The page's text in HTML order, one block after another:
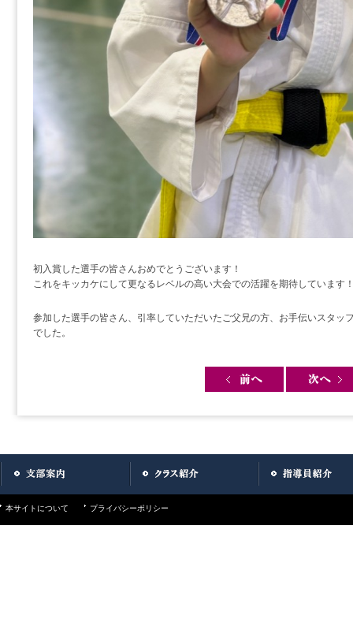
初入賞した選手の皆さんおめでとうございます！
これをキッカケにして更なるレベルの高い大会での活躍を期待しています
参加した選手の皆さん、引率していただいたご父兄の方、お手伝いスタッ
でした。
本サイトについて プライバシーポリシー